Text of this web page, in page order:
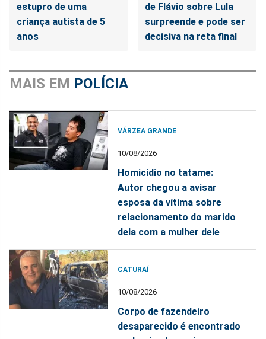
estupro de uma
criança autista de 5
anos
de Flávio sobre Lula
surpreende e pode ser
decisiva na reta final
MAIS EM POLÍCIA
VÁRZEA GRANDE
10/08/2026
Homicídio no tatame:
Autor chegou a avisar
esposa da vítima sobre
relacionamento do marido
dela com a mulher dele
CATURAÍ
10/08/2026
Corpo de fazendeiro
desaparecido é encontrado